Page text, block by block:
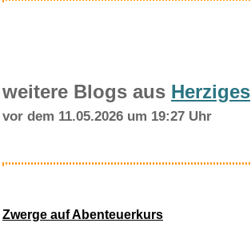
weitere Blogs aus Herziges
vor dem 11.05.2026 um 19:27 Uhr
Zwerge auf Abenteuerkurs